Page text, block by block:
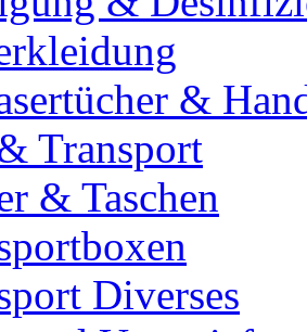
&
Transport
& Taschen
Diverses